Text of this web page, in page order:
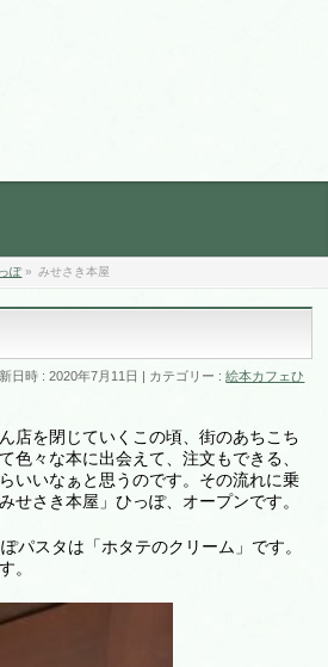
ぽ» みせさき本屋
日時 : 2020年7月11日 カテゴリー :絵本カフェひ
店を閉じていくこの頃、街のあちこち
色々な本に出会えて、注文もできる、
いいなぁと思うのです。その流れに乗
せさき本屋」ひっぽ、オープンです。
パスタは「ホタテのクリーム」です。
。